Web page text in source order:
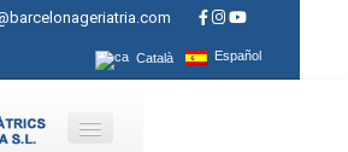
Català Español